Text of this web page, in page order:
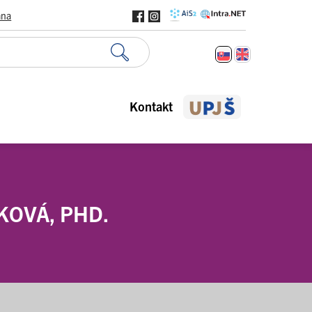
Kontakt
PHD.